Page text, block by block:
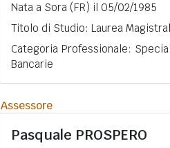
Nata a Sora (FR) il 05/02/1985
Titolo di Studio: Laurea
Categoria Professionale:
Bancarie
Assessore
Pasquale PROSPERO